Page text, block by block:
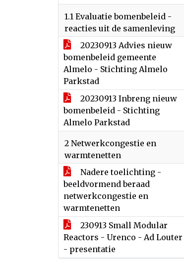
1.1 Evaluatie bomenbeleid -
reacties uit de samenleving
20230913 Advies nieuw
bomenbeleid gemeente
Almelo - Stichting Almelo
Parkstad
20230913 Inbreng nieuw
bomenbeleid - Stichting
Almelo Parkstad
2 Netwerkcongestie en
warmtenetten
Nadere toelichting -
beeldvormend beraad
netwerkcongestie en
warmtenetten
230913 Small Modular
Reactors - Urenco - Ad Louter
- presentatie